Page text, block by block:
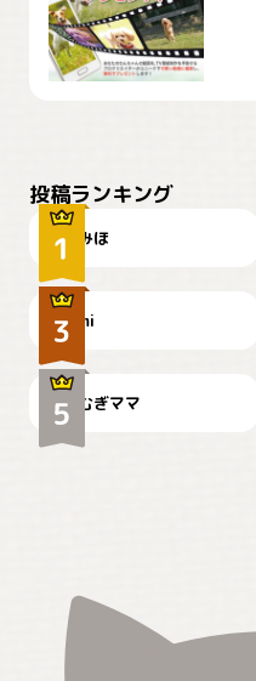
投稿ランキング
みほ
可愛い？
mi
🌻とむぎ！
むぎママ